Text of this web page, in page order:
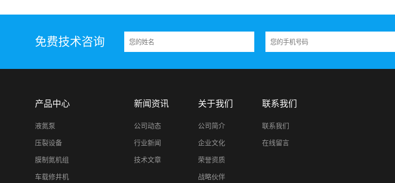
免费技术咨询
产品中心
液氮泵
压裂设备
膜制氮机组
车载修井机
新闻资讯
公司动态
行业新闻
技术文章
关于我们
公司简介
企业文化
荣誉资质
战略伙伴
联系我们
联系我们
在线留言